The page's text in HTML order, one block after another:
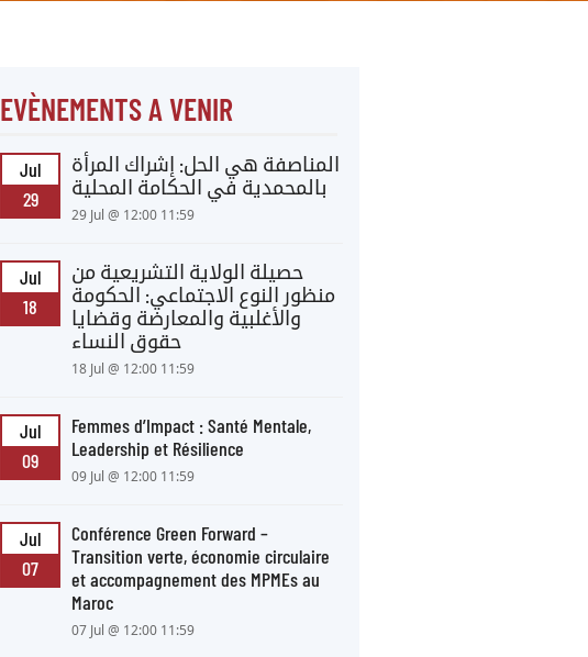
EVÈNEMENTS A VENIR
Jul
29
المناصفة هي الحل: إشراك المرأة
بالمحمدية في الحكامة المحلية
29 Jul @ 12:00 11:59
Jul
18
حصيلة الولاية التشريعية من
منظور النوع الاجتماعي: الحكومة
والأغلبية والمعارضة وقضايا
حقوق النساء
18 Jul @ 12:00 11:59
Jul
09
Femmes d’Impact : Santé Mentale,
Leadership et Résilience
09 Jul @ 12:00 11:59
Jul
07
Conférence Green Forward –
Transition verte, économie circulaire
et accompagnement des MPMEs au
Maroc
07 Jul @ 12:00 11:59